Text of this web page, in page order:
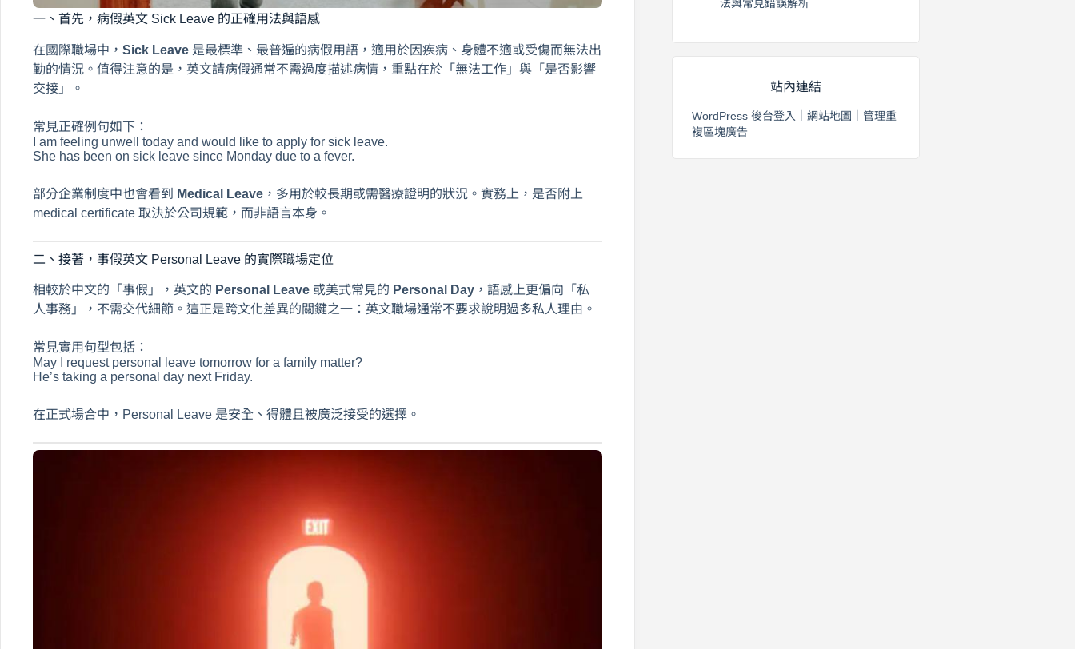
一、首先，病假英文 Sick Leave 的正確用法與語感
在國際職場中， Sick Leave 是最標準、最普遍的病假用語，適用於因疾病、身體不適或受傷而無法出
勤的情況。值得注意的是，英文請病假通常不需過度描述病情，重點在於「無法工作」與「是否影響
交接」。
常見正確例句如下：
I am feeling unwell today and would like to apply for sick leave.
She has been on sick leave since Monday due to a fever.
部分企業制度中也會看到 Medical Leave ，多用於較長期或需醫療證明的狀況。實務上，是否附上
medical certificate 取決於公司規範，而非語言本身。
二、接著，事假英文 Personal Leave 的實際職場定位
相較於中文的「事假」，英文的 Personal Leave 或美式常見的 Personal Day ，語感上更偏向「私
人事務」，不需交代細節。這正是跨文化差異的關鍵之一：英文職場通常不要求說明過多私人理由。
常見實用句型包括：
May I request personal leave tomorrow for a family matter?
He’s taking a personal day next Friday.
在正式場合中，Personal Leave 是安全、得體且被廣泛接受的選擇。
法與常見錯誤解析
站內連結
WordPress 後台登入 網站地圖
管理重
複區塊廣告